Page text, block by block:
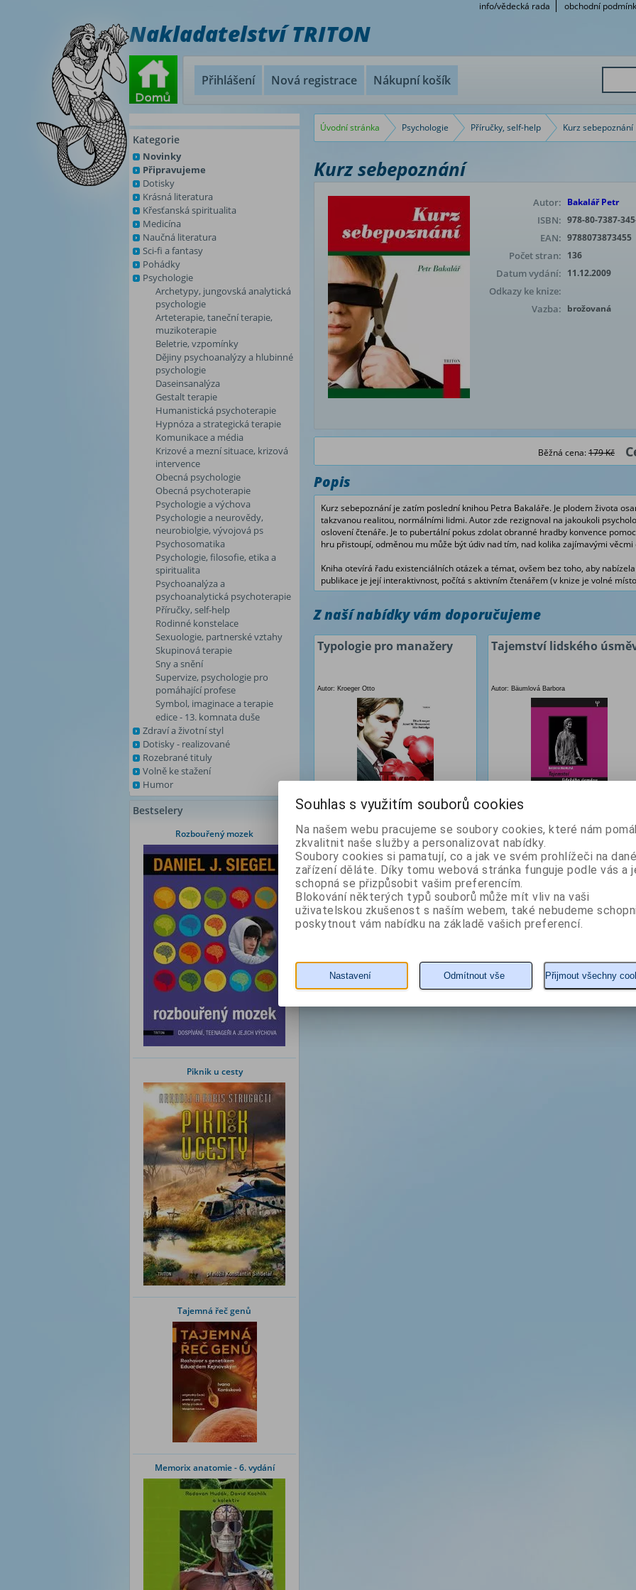
info/vědecká rada obchodní
Nakladatelství TRITON
Přihlášení Nová registrace Nákupní košík
Kategorie
Novinky
Připravujeme
Dotisky
Krásná literatura
Křesťanská spiritualita
Medicína
Naučná literatura
Sci-fi a fantasy
Pohádky
Psychologie
Archetypy, jungovská analytická
psychologie
Arteterapie, taneční terapie,
muzikoterapie
Beletrie, vzpomínky
Dějiny psychoanalýzy a hlubinné
psychologie
Daseinsanalýza
Gestalt terapie
Humanistická psychoterapie
Hypnóza a strategická terapie
Komunikace a média
Krizové a mezní situace, krizová
intervence
Obecná psychologie
Obecná psychoterapie
Psychologie a výchova
Psychologie a neurovědy,
neurobiolgie, vývojová ps
Psychosomatika
Psychologie, filosofie, etika a
spiritualita
Psychoanalýza a
psychoanalytická psychoterapie
Příručky, self-help
Rodinné konstelace
Sexuologie, partnerské vztahy
Skupinová terapie
Sny a snění
Supervize, psychologie pro
pomáhající profese
Symbol, imaginace a terapie
edice - 13. komnata duše
Zdraví a životní styl
Dotisky - realizované
Rozebrané tituly
Volně ke stažení
Humor
Bestselery
Rozbouřený mozek
Piknik u cesty
Tajemná řeč genů
Memorix anatomie - 6. vydání
Úvodní stránka Psychologie Příručky, self-help Kurz sebepoznání
Kurz sebepoznání
Autor: Bakalář Petr
ISBN: 978-80-7387-
EAN: 9788073873455
Počet stran: 136
Datum vydání: 11.12.2009
Odkazy ke knize:
Vazba: brožovaná
Běžná cena:179 Kč
Popis
Kurz sebepoznání je zatím poslední knihou Petra Bakaláře. Je plodem života
takzvanou realitou, normálními lidmi. Autor zde rezignoval na jakoukoli
oslovení čtenáře. Je to pubertální pokus zdolat obranné hradby konvence
hru přistoupí, odměnou mu může být údiv nad tím, nad kolika zajímavými
Kniha otevírá řadu existenciálních otázek a témat, ovšem bez toho, aby
publikace je její interaktivnost, počítá s aktivním čtenářem (v knize je volné
Z naší nabídky vám doporučujeme
Typologie pro manažery
Autor: Kroeger Otto
200 Kč
KOUPIT detail
Tajemství lidského
Autor: Bäumlová Barbora
144 Kč
KOUPIT detail
Souhlas s využitím souborů cookies
Na našem webu pracujeme se soubory cookies, které nám
zkvalitnit naše služby a personalizovat nabídky.
Soubory cookies si pamatují, co a jak ve svém prohlížeči na
zařízení děláte. Díky tomu webová stránka funguje podle vás a
schopná se přizpůsobit vašim preferencím.
Blokování některých typů souborů může mít vliv na vaši
uživatelskou zkušenost s naším webem, také nebudeme
poskytnout vám nabídku na základě vašich preferencí.
Nastavení Odmítnout vše Přijmout všechny